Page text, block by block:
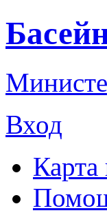
Вход
Карта